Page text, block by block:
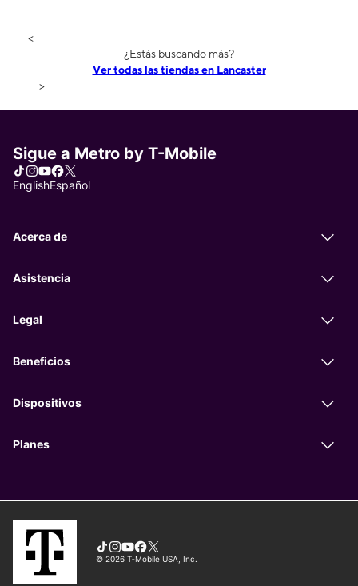
<
¿Estás buscando más?
Ver todas las tiendas en Lancaster
>